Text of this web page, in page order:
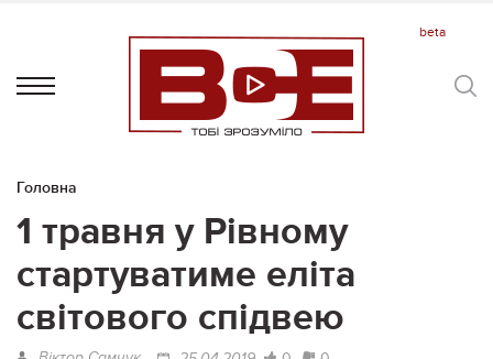
Головна
1 травня у Рівному
стартуватиме еліта
світового спідвею